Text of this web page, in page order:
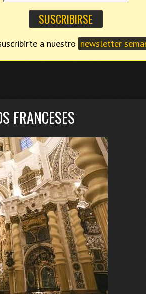
a nuestro newsletter
FRANCESES